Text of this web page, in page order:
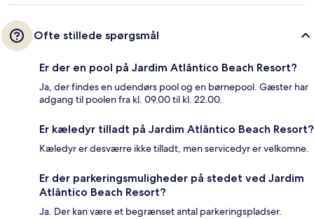
Ofte stillede spørgsmål
Er der en pool på Jardim Atlântico Beach Resort?
Ja, der findes en udendørs pool og en børnepool. Gæster har
adgang til poolen fra kl. 09.00 til kl. 22.00.
Er kæledyr tilladt på Jardim Atlântico Beach Resort?
Kæledyr er desværre ikke tilladt, men servicedyr er velkomne.
Er der parkeringsmuligheder på stedet ved Jardim
Atlântico Beach Resort?
Ja. Der kan være et begrænset antal parkeringspladser.